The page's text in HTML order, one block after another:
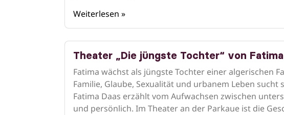
Weiterlesen »
Theater „Die jüngste Tochter“ von
Fatima wächst als jüngste Tochter einer algerischen
Familie, Glaube, Sexualität und urbanem Leben
Fatima Daas erzählt vom Aufwachsen zwischen
und persönlich. Im Theater an der Parkaue ist die